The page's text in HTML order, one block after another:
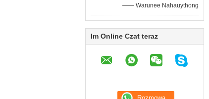
—— Warunee Nahauythong
Im Online Czat teraz